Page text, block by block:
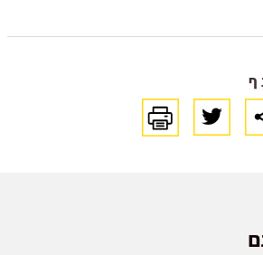
שיזם חגיגות ט"ו בשבט
הוא כנראה המ